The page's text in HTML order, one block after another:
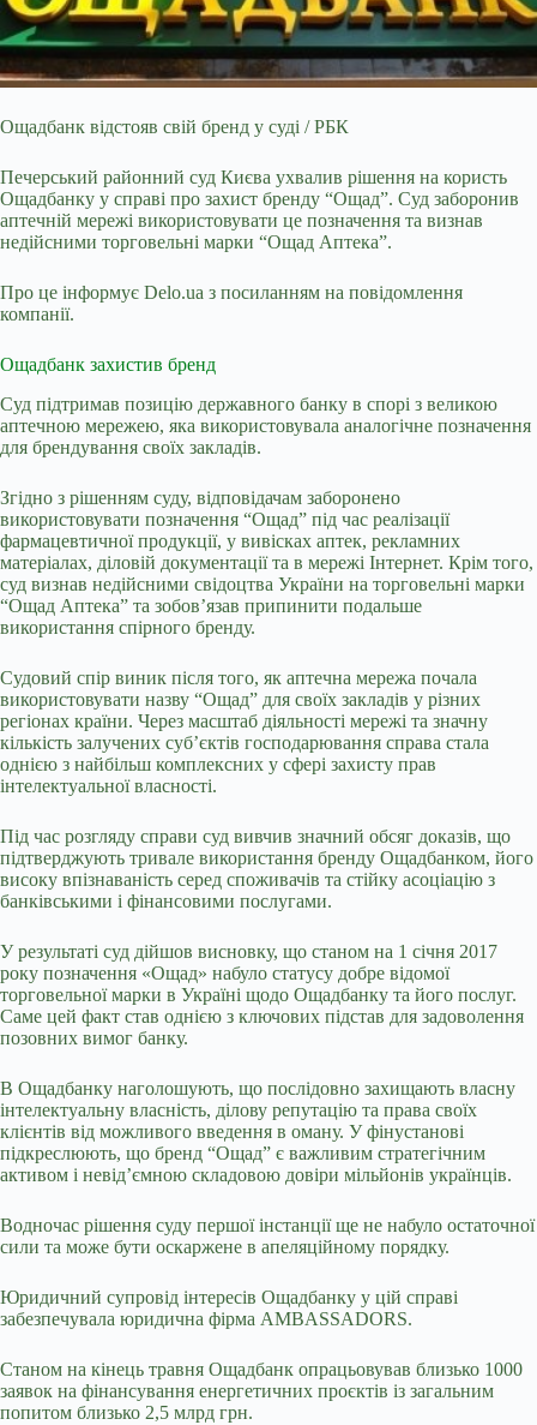
Ощадбанк відстояв свій бренд у суді / РБК
Печерський районний суд Києва ухвалив рішення на користь
Ощадбанку у справі про захист бренду “Ощад”. Суд заборонив
аптечній мережі використовувати це позначення та визнав
недійсними торговельні марки “Ощад Аптека”.
Про це інформує Delo.ua з посиланням на повідомлення
компанії.
Ощадбанк захистив бренд
Суд підтримав позицію державного банку в спорі з великою
аптечною мережею, яка використовувала аналогічне позначення
для брендування своїх закладів.
Згідно з рішенням суду, відповідачам заборонено
використовувати позначення “Ощад” під час реалізації
фармацевтичної продукції, у вивісках аптек, рекламних
матеріалах, діловій документації та в мережі Інтернет. Крім того,
суд визнав недійсними свідоцтва України на торговельні марки
“Ощад Аптека” та зобов’язав припинити подальше
використання спірного бренду.
Судовий спір виник після того, як аптечна мережа почала
використовувати назву “Ощад” для своїх закладів у різних
регіонах країни. Через масштаб діяльності мережі та значну
кількість залучених суб’єктів господарювання справа стала
однією з найбільш комплексних у сфері захисту прав
інтелектуальної власності.
Під час розгляду справи суд вивчив значний обсяг доказів, що
підтверджують тривале використання бренду Ощадбанком, його
високу впізнаваність серед споживачів та стійку асоціацію з
банківськими і фінансовими послугами.
У результаті суд дійшов висновку, що станом на 1 січня 2017
року позначення «Ощад» набуло статусу добре відомої
торговельної марки в Україні щодо Ощадбанку та його послуг.
Саме цей факт став однією з ключових підстав для задоволення
позовних вимог банку.
В Ощадбанку наголошують, що послідовно захищають власну
інтелектуальну власність, ділову репутацію та права своїх
клієнтів від можливого введення в оману. У фінустанові
підкреслюють, що бренд “Ощад” є важливим стратегічним
активом і невід’ємною складовою довіри мільйонів українців.
Водночас рішення суду першої інстанції ще не набуло остаточної
сили та може бути оскаржене в апеляційному порядку.
Юридичний супровід інтересів Ощадбанку у цій справі
забезпечувала юридична фірма AMBASSADORS.
Станом на кінець травня Ощадбанк опрацьовував близько 1000
заявок на фінансування енергетичних проєктів із загальним
попитом близько 2,5 млрд грн.